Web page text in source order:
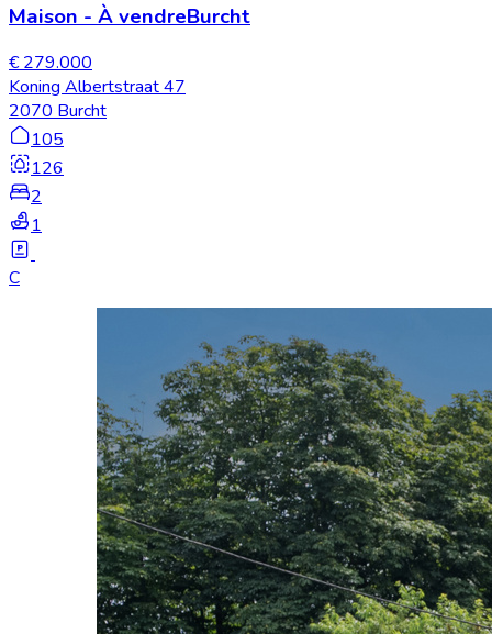
Maison - À vendreBurcht
€ 279.000
Koning Albertstraat 47
2070 Burcht
105
126
2
1
C